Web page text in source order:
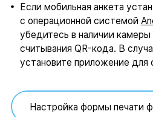
Если мобильная анкета
с операционной системой
убедитесь в наличии
считывания QR-кода. В
установите приложение для
Настройка формы печати